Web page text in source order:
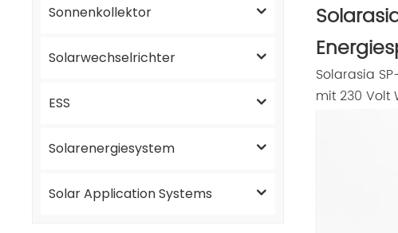
Sonnenkollektor
Solarwechselrichter
ESS
Solarenergiesystem
Solar Application Systems
Solarasia
mit 230 Volt